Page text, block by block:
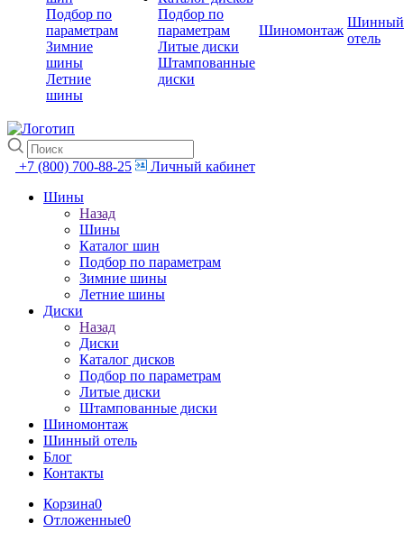
Подбор по
параметрам
Зимние
шины
Летние
шины
Подбор по
параметрам
Литые диски
Штампованные
диски
Шиномонтаж
Шинный
отель
+7 (800) 700-88-25
Личный кабинет
Шины
Назад
Шины
Каталог шин
Подбор по параметрам
Зимние шины
Летние шины
Диски
Назад
Диски
Каталог дисков
Подбор по параметрам
Литые диски
Штампованные диски
Шиномонтаж
Шинный отель
Блог
Контакты
Корзина0
Отложенные0